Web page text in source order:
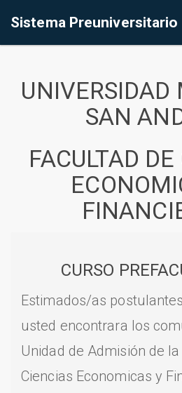
Sistema Preuniversitario
UNIVERSIDAD
SAN
FACULTAD
CURSO
Estimados/as
usted encontrara los
Unidad de Admisión de
Ciencias Economicas y